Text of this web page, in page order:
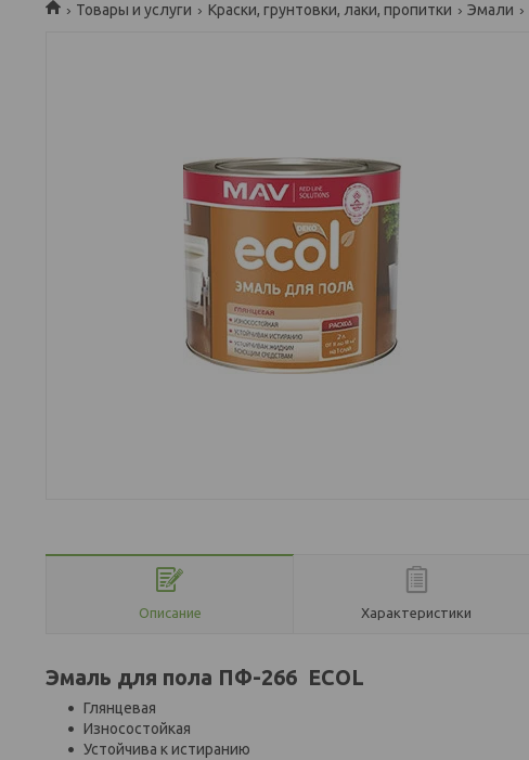
Товары и услуги Краски, грунтовки, лаки, пропитки Эмали
Описание Характеристики
Эмаль для пола ПФ-266 ECOL
Глянцевая
Износостойкая
Устойчива к истиранию